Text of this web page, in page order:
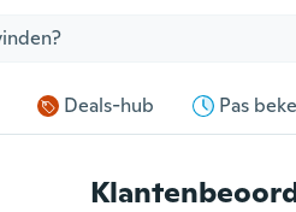
Deals-hub Pas